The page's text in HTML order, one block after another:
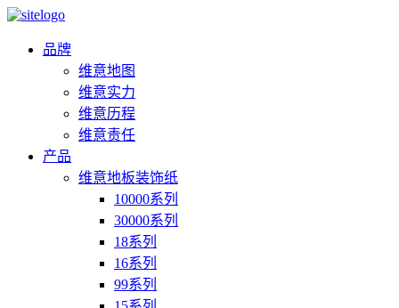
品牌
维意地图
维意实力
维意历程
维意责任
产品
维意地板装饰纸
10000系列
30000系列
18系列
16系列
99系列